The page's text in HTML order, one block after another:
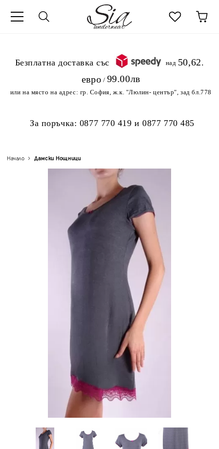
.Безплатна доставка със
над 50,62
евро / 99.00лв
или на място на адрес: гр. София, ж.к. "Люлин- център", зад бл.778
За поръчка: 0877 770 419 и0877 770 485
Начало Дамски Нощници